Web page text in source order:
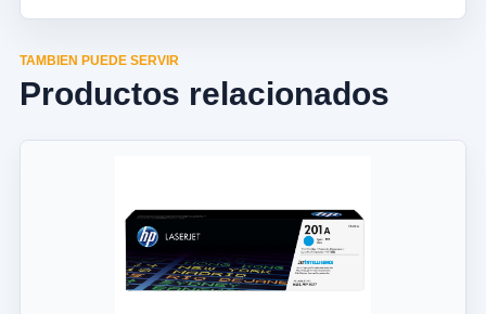
TAMBIEN PUEDE SERVIR
Productos relacionados